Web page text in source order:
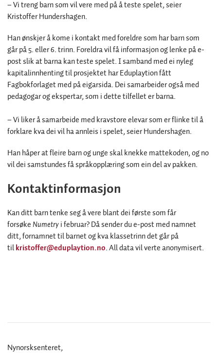
–Vi treng barn som vil vere med på å teste spelet, seier
Kristoffer Hundershagen.
Han ønskjer å kome i kontakt med foreldre som har barn som
går på 5. eller 6. trinn. Foreldra vil få informasjon og lenke på e-
post slik at barna kan teste spelet. I samband med ei nyleg
kapitalinnhenting til prosjektet har Eduplaytion fått
Fagbokforlaget med på eigarsida. Dei samarbeider også med
pedagogar og ekspertar, som i dette tilfellet er barna.
–Vi liker å samarbeide med kravstore elevar som er flinke til å
forklare kva dei vil ha annleis i spelet, seier Hundershagen.
Han håper at fleire barn og unge skal knekke mattekoden, og no
vil dei samstundes få språkopplæring som ein del av pakken.
Kontaktinformasjon
Kan ditt barn tenke seg å vere blant dei første som får
forsøke Numetryi februar? Då sender du e-post med namnet
ditt, fornamnet til barnet og kva klassetrinn det går på
tilkristoffer@eduplaytion.no. All data vil verte anonymisert.
Nynorsksenteret,